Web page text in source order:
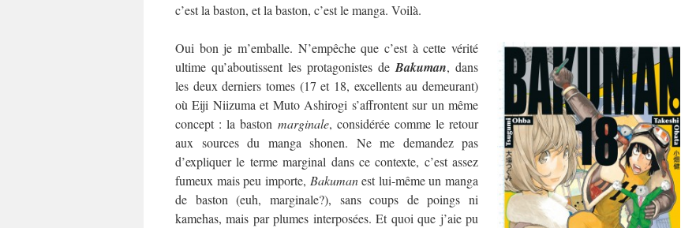
c’est la baston, et la baston, c’est le manga. Voilà.
Oui bon je m’emballe. N’empêche que c’est à cette vérité
ultime qu’aboutissent les protagonistes de Bakuman, dans
les deux derniers tomes (17 et 18, excellents au demeurant)
où Eiji Niizuma et Muto Ashirogi s’affrontent sur un même
concept : la baston marginale, considérée comme le retour
aux sources du manga shonen. Ne me demandez pas
d’expliquer le terme marginal dans ce contexte, c’est assez
fumeux mais peu importe, Bakumanest lui-même un manga
de baston (euh, marginale?), sans coups de poings ni
kamehas, mais par plumes interposées. Et quoi que j’aie pu